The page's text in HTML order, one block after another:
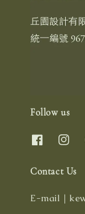
Follow us
Contact Us
E-mail｜